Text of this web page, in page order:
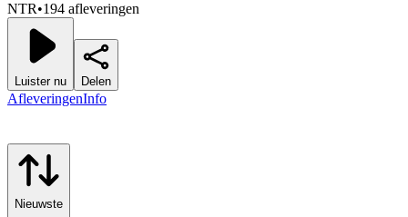
NTR•194 afleveringen
Luister nu Delen
AfleveringenInfo
Nieuwste